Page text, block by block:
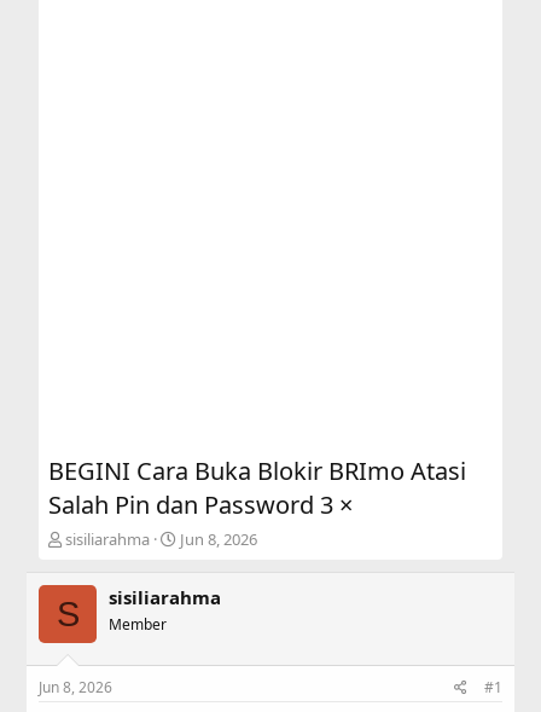
BEGINI Cara Buka Blokir BRImo Atasi
Salah Pin dan Password 3 ×
T
r
e
a
d
t
sisiliarahma
S
r
a
Jun 8, 2026
S sisiliarahma
Member
Jun 8, 2026 #1